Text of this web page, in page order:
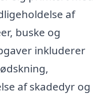
af
buske og
inkluderer
af skadedyr og